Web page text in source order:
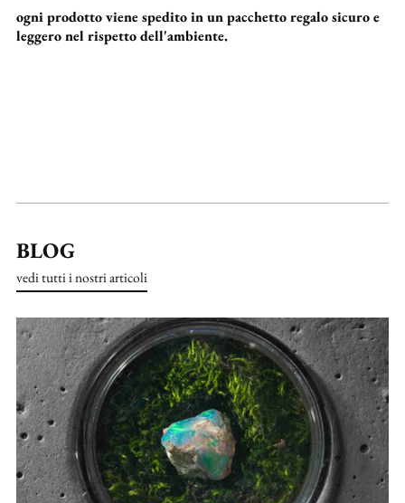
ogni prodotto viene spedito in un pacchetto regalo sicuro e
leggero nel rispetto dell'ambiente.
BLOG
vedi tutti i nostri articoli